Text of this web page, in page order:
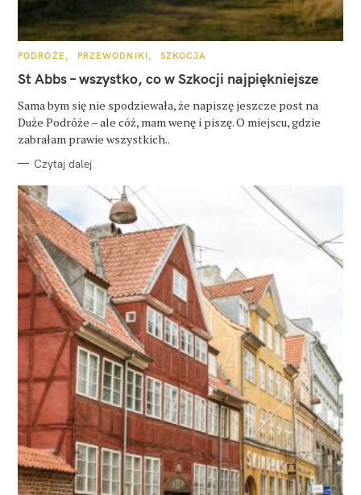
K
T
E
O
R
I
PODRÓŻE PRZEWODNIKI SZKOCJA
St Abbs – wszystko, co w Szkocji najpiękniejsze
Sama bym się nie spodziewała, że napiszę jeszcze post na
Duże Podróże – ale cóż, mam wenę i piszę. O miejscu, gdzie
zabrałam prawie wszystkich..
Czytaj dalej